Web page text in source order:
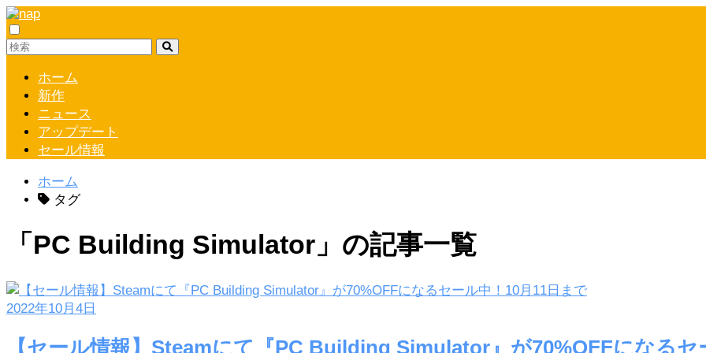
ホーム
新作
ニュース
アップデート
セール情報
ホーム
タグ
「PC Building Simulator」の記事一覧
2022年10月4日
【セール情報】Steamにて『PC Building Simulator』が70%OFFになるセ